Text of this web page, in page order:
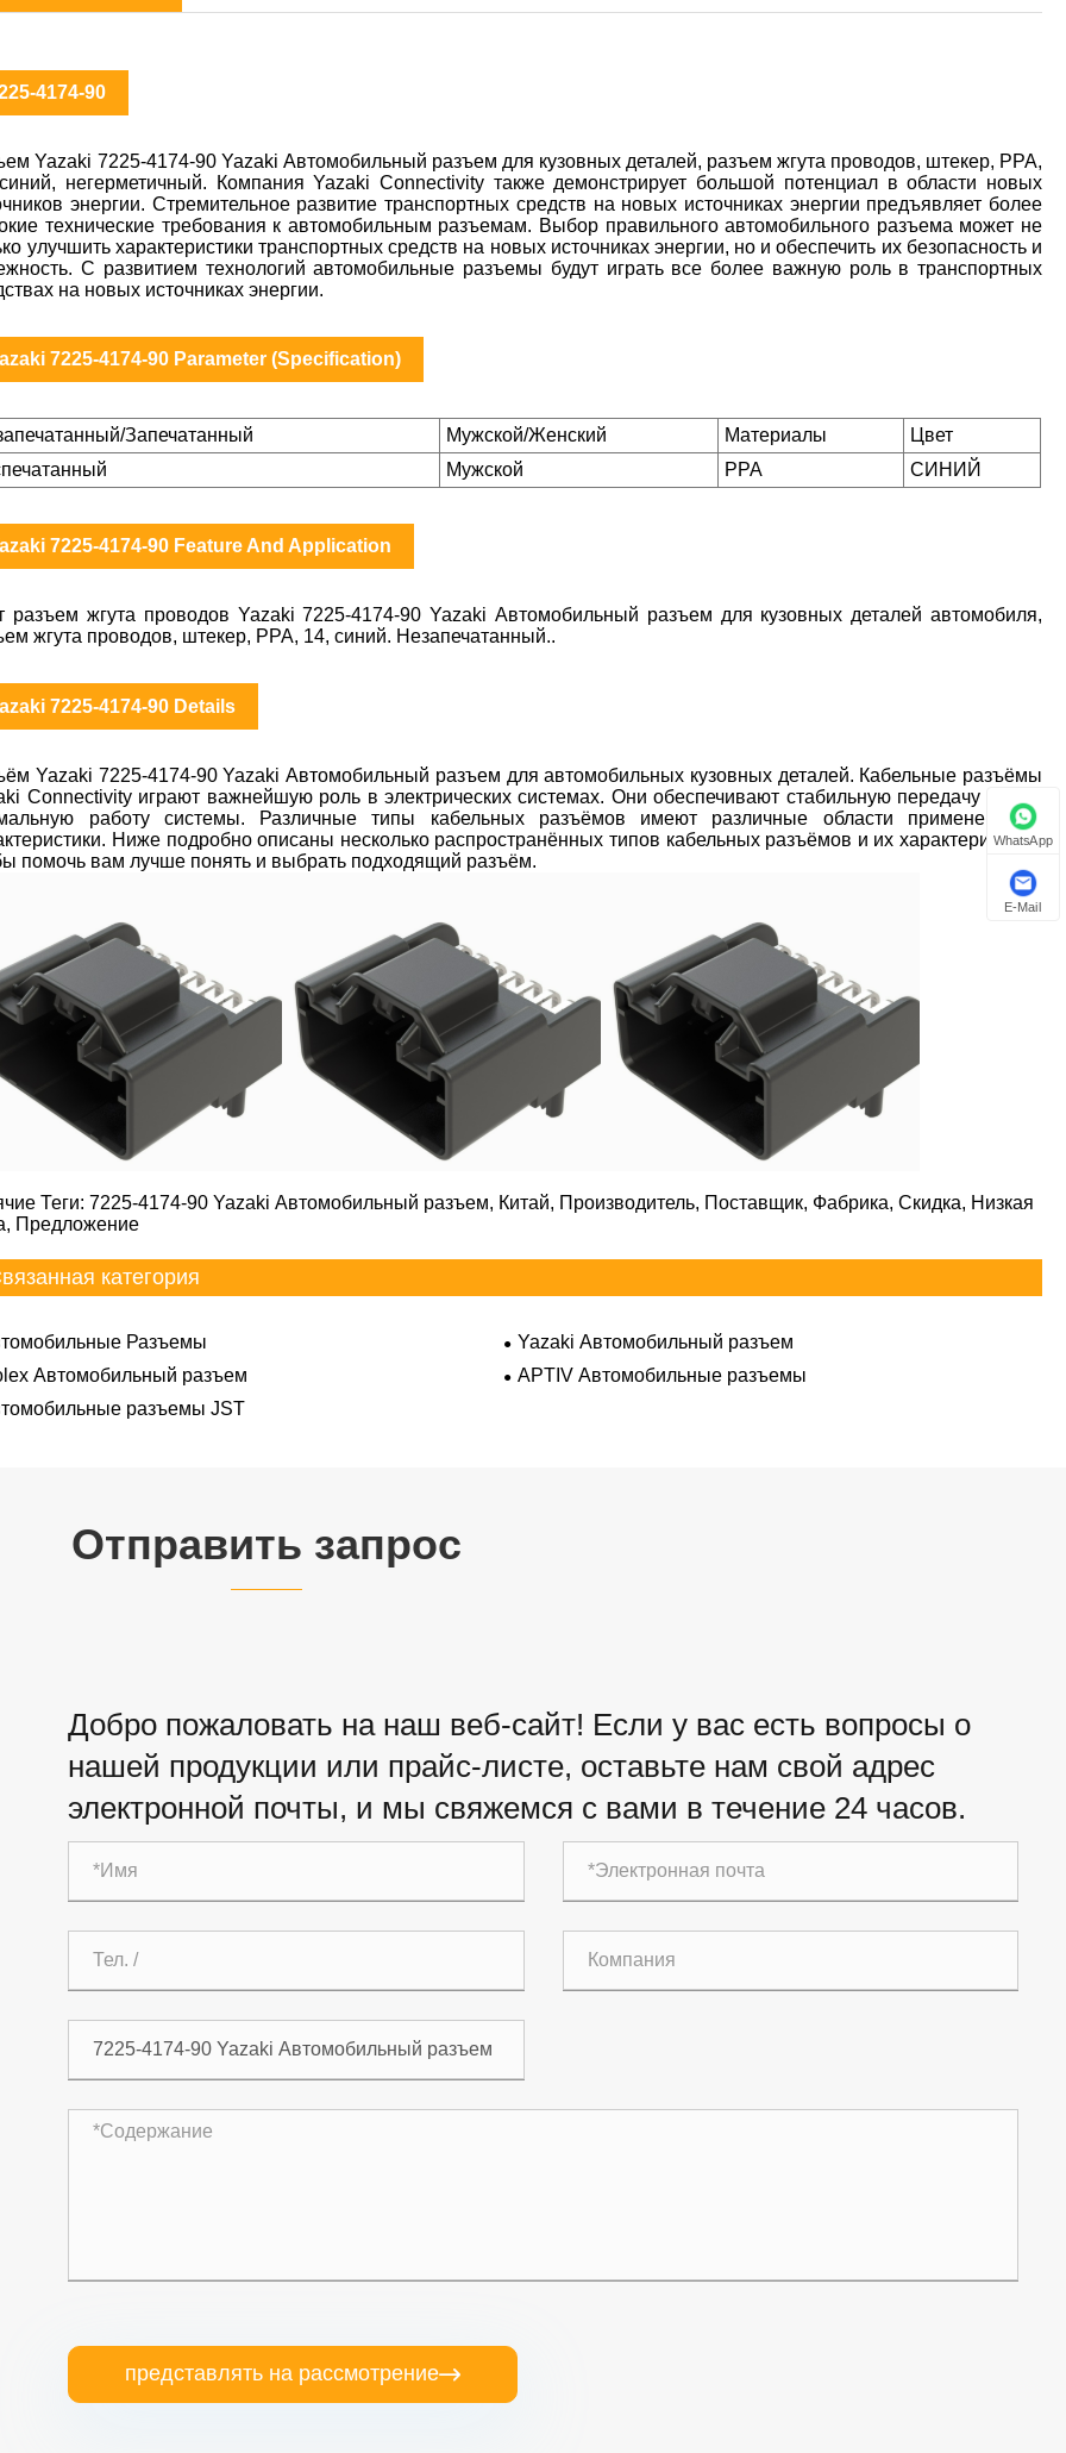
4174-90
Yazaki 7225-4174-90 Yazaki Автомобильный разъем для кузовных деталей, разъем жгута проводов, штекер, PPA,
негерметичный. Компания Yazaki Connectivity также демонстрирует большой потенциал в области новых
энергии. Стремительное развитие транспортных средств на новых источниках энергии предъявляет более
технические требования к автомобильным разъемам. Выбор правильного автомобильного разъема может не
улучшить характеристики транспортных средств на новых источниках энергии, но и обеспечить их безопасность и
С развитием технологий автомобильные разъемы будут играть все более важную роль в транспортных
на новых источниках энергии.
7225-4174-90 Parameter (Specification)
Запечатанный Мужской/Женский Материалы
Цвет
Мужской PPA СИНИЙ
7225-4174-90 Feature And Application
разъем жгута проводов Yazaki 7225-4174-90 Yazaki Автомобильный разъем для кузовных деталей автомобиля,
жгута проводов, штекер, PPA, 14, синий. Незапечатанный..
7225-4174-90 Details
Yazaki 7225-4174-90 Yazaki Автомобильный разъем для автомобильных кузовных деталей. Кабельные разъёмы
Connectivity играют важнейшую роль в электрических системах. Они обеспечивают стабильную передачу тока и
работу системы. Различные типы кабельных разъёмов имеют различные области применения и
Ниже подробно описаны несколько распространённых типов кабельных разъёмов и их характеристики,
помочь вам лучше понять и выбрать подходящий разъём.
Теги: 7225-4174-90 Yazaki Автомобильный разъем, Китай, Производитель, Поставщик, Фабрика, Скидка, Низкая
Предложение
категория
Разъемы
Yazaki Автомобильный разъем
Автомобильный разъем
APTIV Автомобильные разъемы
разъемы JST
Отправить запрос
Добро пожаловать на наш веб-сайт! Если у вас есть вопросы о
нашей продукции или прайс-листе, оставьте нам свой адрес
электронной почты, и мы свяжемся с вами в течение 24 часов.
представлять на рассмотрение
WhatsApp
E-Mail